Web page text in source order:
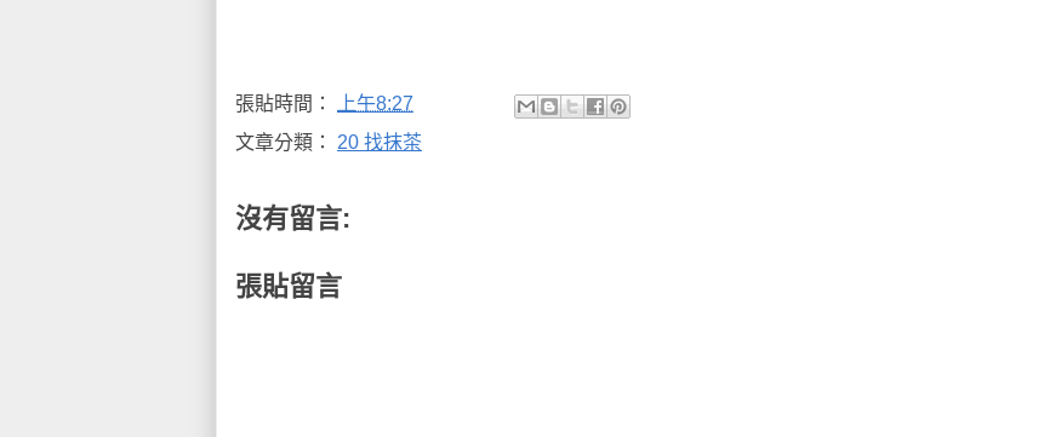
張貼時間：
上午8:27
文章分類： 20 找抹茶
沒有留言:
張貼留言